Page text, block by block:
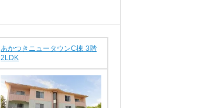
あかつきニュータウンC棟 3階
2LDK